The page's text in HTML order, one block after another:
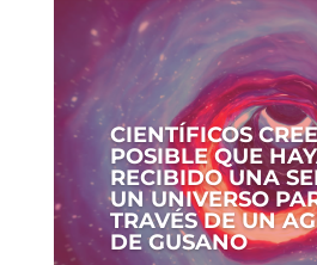
CIENTÍFICOS
POSIBLE QUE
RECIBIDO UNA
UN UNIVERSO
TRAVÉS DE UN
DE GUSANO